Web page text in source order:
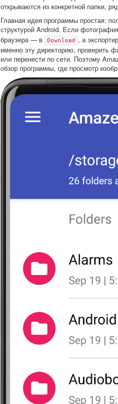
открываются из конкретной папки,
Главная идея программы простая:
структурой Android. Если
браузера — в
Download
, а
именно эту директорию, проверить
или перенести по сети. Поэтому
обзор программы, где просмотр